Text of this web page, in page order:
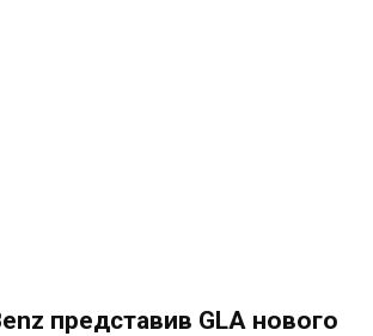
представив GLA нового